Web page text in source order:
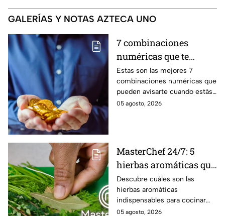
GALERÍAS Y NOTAS AZTECA UNO
7 combinaciones
numéricas que te
avisan que un milagro
económico está en
camino
Estas son las mejores 7
combinaciones numéricas que
pueden avisarte cuando estás
a punto de vivir un milagro en
05 agosto, 2026
MasterChef 24/7: 5
hierbas aromáticas que
no pueden faltar en tu
cocina para dar más
sabor a tus platillos
Descubre cuáles son las
hierbas aromáticas
indispensables para cocinar
como en MasterChef 24/7.
05 agosto, 2026